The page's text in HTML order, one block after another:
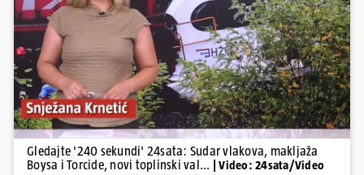
Pokretanje videa...
Gledajte '240 sekundi' 24sata: Sudar vlakova, makljaža
Boysa i Torcide, novi toplinski val...
| Video: 24sata/Video